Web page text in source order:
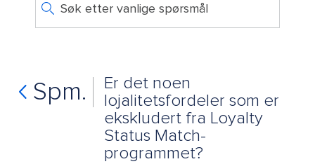
Søk etter vanlige spørsmål
Spm.
Er det noen
lojalitetsfordeler som er
ekskludert fra Loyalty
Status Match-
programmet?